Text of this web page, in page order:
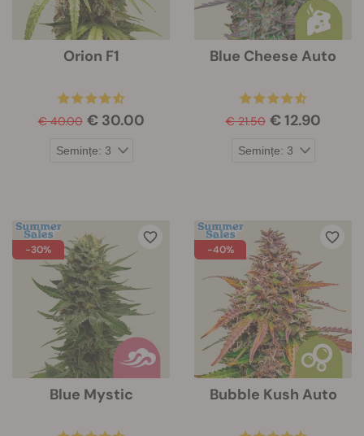
Orion F1
€ 40.00 € 30.00
Blue Cheese Auto
€ 21.50 € 12.90
-30%
Blue Mystic
-40%
Bubble Kush Auto